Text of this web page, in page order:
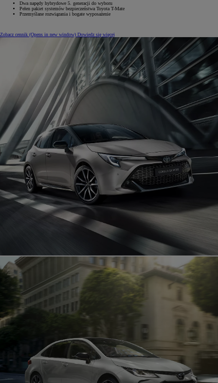
Dwa napędy hybrydowe 5. generacji do wyboru
Pełen pakiet systemów bezpieczeństwa Toyota T-Mate
Przemyślane rozwiązania i bogate wyposażenie
Zobacz cennik (Opens in new window) Dowiedz się więcej